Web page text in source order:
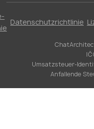
Datenschutzrichtlinie
Umsatzsteuer-
Anfallende